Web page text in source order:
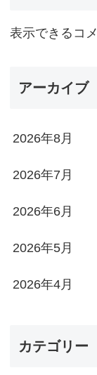
表示できるコ
アーカイブ
2026年8月
2026年7月
2026年6月
2026年5月
2026年4月
カテゴリー